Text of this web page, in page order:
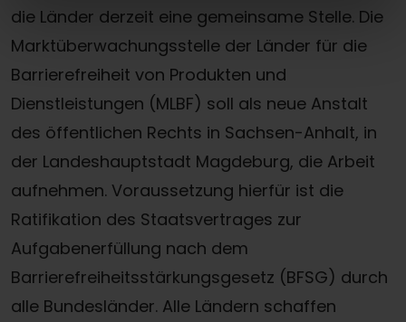
die Länder derzeit eine gemeinsame Stelle. Die
Marktüberwachungsstelle der Länder für die
Barrierefreiheit von Produkten und
Dienstleistungen (MLBF) soll als neue Anstalt
des öffentlichen Rechts in Sachsen-​Anhalt, in
der Landeshauptstadt Magdeburg, die Arbeit
aufnehmen. Voraussetzung hierfür ist die
Ratifikation des Staatsvertrages zur
Aufgabenerfüllung nach dem
Barrierefreiheitsstärkungsgesetz (BFSG) durch
alle Bundesländer. Alle Ländern schaffen